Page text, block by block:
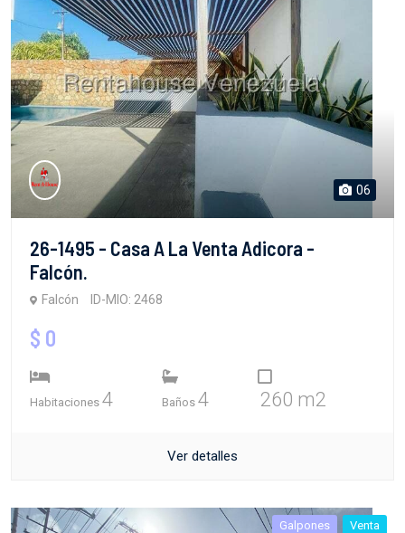
06
26-1495 - Casa A La Venta Adicora -
Falcón.
Falcón ID-MIO: 2468
$ 0
Habitaciones 4 Baños 4 260 m2
Ver detalles
Galpones Venta